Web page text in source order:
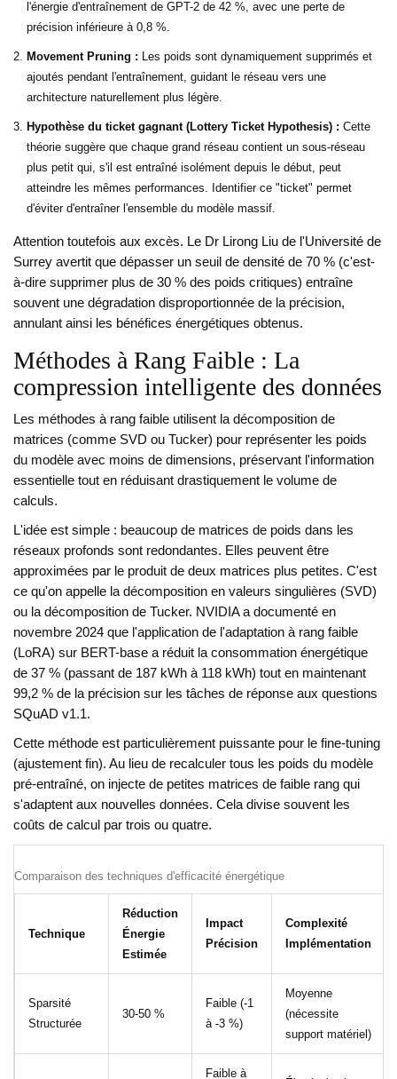
l'énergie d'entraînement de GPT-2 de 42 %, avec une perte de
précision inférieure à 0,8 %.
Movement Pruning : Les poids sont dynamiquement supprimés et
ajoutés pendant l'entraînement, guidant le réseau vers une
architecture naturellement plus légère.
Hypothèse du ticket gagnant (Lottery Ticket Hypothesis) : Cette
théorie suggère que chaque grand réseau contient un sous-réseau
plus petit qui, s'il est entraîné isolément depuis le début, peut
atteindre les mêmes performances. Identifier ce "ticket" permet
d'éviter d'entraîner l'ensemble du modèle massif.
Attention toutefois aux excès. Le Dr Lirong Liu de l'Université de
Surrey avertit que dépasser un seuil de densité de 70 % (c'est-
à-dire supprimer plus de 30 % des poids critiques) entraîne
souvent une dégradation disproportionnée de la précision,
annulant ainsi les bénéfices énergétiques obtenus.
Méthodes à Rang Faible : La
compression intelligente des données
Les méthodes à rang faible utilisent la décomposition de
matrices (comme SVD ou Tucker) pour représenter les poids
du modèle avec moins de dimensions, préservant l'information
essentielle tout en réduisant drastiquement le volume de
calculs.
L'idée est simple : beaucoup de matrices de poids dans les
réseaux profonds sont redondantes. Elles peuvent être
approximées par le produit de deux matrices plus petites. C'est
ce qu'on appelle la décomposition en valeurs singulières (SVD)
ou la décomposition de Tucker. NVIDIA a documenté en
novembre 2024 que l'application de l'adaptation à rang faible
(LoRA) sur BERT-base a réduit la consommation énergétique
de 37 % (passant de 187 kWh à 118 kWh) tout en maintenant
99,2 % de la précision sur les tâches de réponse aux questions
SQuAD v1.1.
Cette méthode est particulièrement puissante pour le fine-tuning
(ajustement fin). Au lieu de recalculer tous les poids du modèle
pré-entraîné, on injecte de petites matrices de faible rang qui
s'adaptent aux nouvelles données. Cela divise souvent les
coûts de calcul par trois ou quatre.
Comparaison des techniques d'efficacité énergétique
Technique
Réduction
Énergie
Estimée
Impact
Précision
Complexité
Implémentation
Sparsité
Structurée
30-50 %
Faible (-1
à -3 %)
Moyenne
(nécessite
support matériel)
Faible à